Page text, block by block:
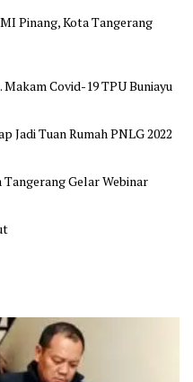
Pinang, Kota Tangerang
Covid-19 TPU Buniayu
Jadi Tuan Rumah PNLG 2022
Tangerang Gelar Webinar